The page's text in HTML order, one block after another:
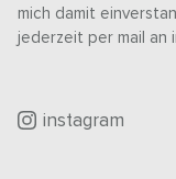
mich damit
jederzeit per mail an
instagram